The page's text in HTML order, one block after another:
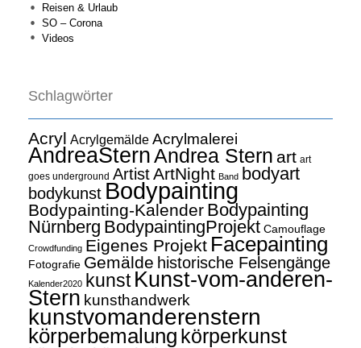
Reisen & Urlaub
SO – Corona
Videos
Schlagwörter
Acryl Acrylgemälde Acrylmalerei
AndreaSternAndrea Stern art art
goes underground ArtistArtNight Band bodyart
bodykunst Bodypainting
Bodypainting-Kalender Bodypainting
Nürnberg BodypaintingProjekt Camouflage
Crowdfunding Eigenes Projekt Facepainting
Fotografie Gemälde historische Felsengänge
Kalender2020 kunst Kunst-vom-anderen-
Stern kunsthandwerk
kunstvomanderenstern
körperbemalung körperkunst